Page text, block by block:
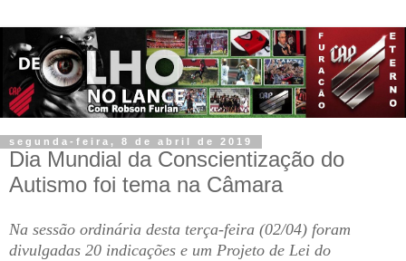
segunda-feira, 8 de abril de 2019
Dia Mundial da Conscientização do
Autismo foi tema na Câmara
Na sessão ordinária desta terça-feira (02/04) foram
divulgadas 20 indicações e um Projeto de Lei do